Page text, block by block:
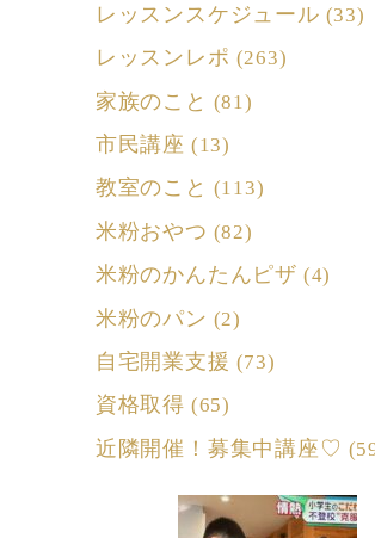
レッスンスケジュール (33)
レッスンレポ (263)
家族のこと (81)
市民講座 (13)
教室のこと (113)
米粉おやつ (82)
米粉のかんたんピザ (4)
米粉のパン (2)
自宅開業支援 (73)
資格取得 (65)
近隣開催！募集中講座♡